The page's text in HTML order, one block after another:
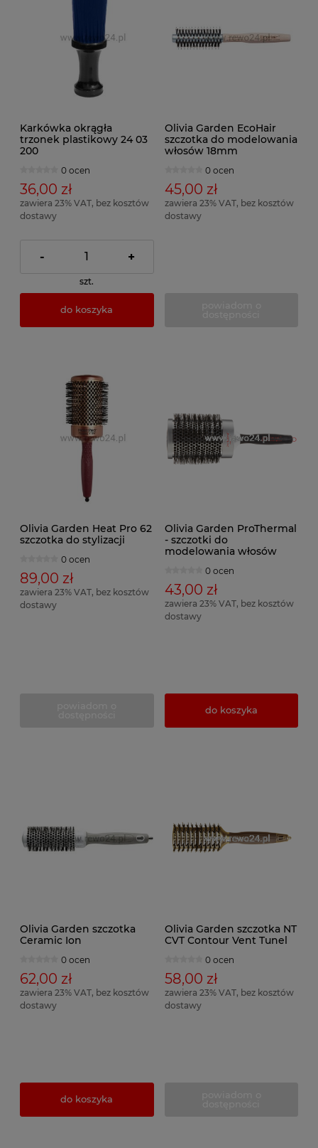
Karkówka okrągła
trzonek plastikowy 24 03
200
0 ocen
36,00 zł
zawiera 23% VAT, bez kosztów
dostawy
- +
szt.
do koszyka
Olivia Garden EcoHair
szczotka do modelowania
włosów 18mm
0 ocen
45,00 zł
zawiera 23% VAT, bez kosztów
dostawy
Olivia Garden Heat Pro 62
szczotka do stylizacji
0 ocen
89,00 zł
zawiera 23% VAT, bez kosztów
dostawy
Olivia Garden ProThermal
- szczotki do
modelowania włosów
0 ocen
43,00 zł
zawiera 23% VAT, bez kosztów
dostawy
do koszyka
Olivia Garden szczotka
Ceramic Ion
0 ocen
62,00 zł
zawiera 23% VAT, bez kosztów
dostawy
do koszyka
Olivia Garden szczotka NT
CVT Contour Vent Tunel
0 ocen
58,00 zł
zawiera 23% VAT, bez kosztów
dostawy